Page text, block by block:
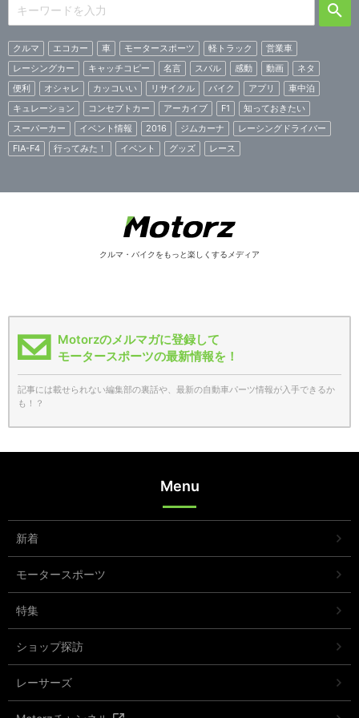
クルマ エコカー 車 モータースポーツ 軽トラック
営業車
レーシングカー
キャッチコピー 名言 スバル 感動 動画
ネタ
便利
オシャレ カッコいい リサイクル バイク アプリ
車中泊
キュレーション
コンセプトカー アーカイブ F1
知っておきたい
スーパーカー
イベント情報 2016 ジムカーナ
レーシングドライバー
FIA-F4
行ってみた！ イベント グッズ レース
クルマ・バイクをもっと楽しくするメディア
Motorzのメルマガに登録して
モータースポーツの最新情報を！
記事には載せられない編集部の裏話や、最新の自動車パーツ情報が入手できるか
も！？
Menu
新着
モータースポーツ
特集
ショップ探訪
レーサーズ